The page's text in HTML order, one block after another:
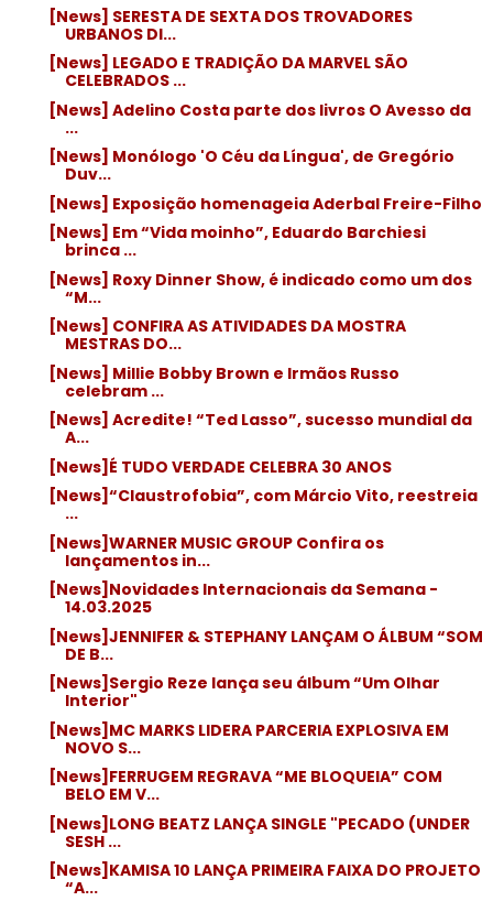
[News] SERESTA DE SEXTA DOS TROVADORES
URBANOS DI...
[News] LEGADO E TRADIÇÃO DA MARVEL SÃO
CELEBRADOS ...
[News] Adelino Costa parte dos livros O Avesso da
...
[News] Monólogo 'O Céu da Língua', de Gregório
Duv...
[News] Exposição homenageia Aderbal Freire-Filho
[News] Em “Vida moinho”, Eduardo Barchiesi
brinca ...
[News] Roxy Dinner Show, é indicado como um dos
“M...
[News] CONFIRA AS ATIVIDADES DA MOSTRA
MESTRAS DO...
[News] Millie Bobby Brown e Irmãos Russo
celebram ...
[News] Acredite! “Ted Lasso”, sucesso mundial da
A...
[News]É TUDO VERDADE CELEBRA 30 ANOS
[News]“Claustrofobia”, com Márcio Vito, reestreia
...
[News]WARNER MUSIC GROUP Confira os
lançamentos in...
[News]Novidades Internacionais da Semana -
14.03.2025
[News]JENNIFER & STEPHANY LANÇAM O ÁLBUM “SOM
DE B...
[News]Sergio Reze lança seu álbum “Um Olhar
Interior"
[News]MC MARKS LIDERA PARCERIA EXPLOSIVA EM
NOVO S...
[News]FERRUGEM REGRAVA “ME BLOQUEIA” COM
BELO EM V...
[News]LONG BEATZ LANÇA SINGLE "PECADO (UNDER
SESH ...
[News]KAMISA 10 LANÇA PRIMEIRA FAIXA DO PROJETO
“A...